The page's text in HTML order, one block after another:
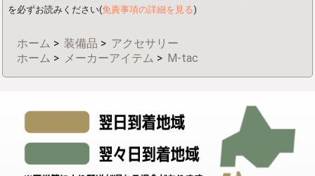
を必ずお読みください(免責事項の詳細を見る)
ホーム > 装備品 > アクセサリー
ホーム > メーカーアイテム > M-tac